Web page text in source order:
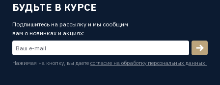
БУДЬТЕ В КУРСЕ
Подпишитесь на рассылку и мы сообщим
вам о новинках и акциях:
Нажимая на кнопку, вы даете согласие на обработку персональных данных.